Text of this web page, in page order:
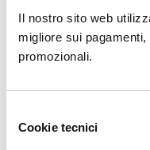
Il nostro sito web
migliore sui
promozionali.
delCookie tecnici
settembre 2020